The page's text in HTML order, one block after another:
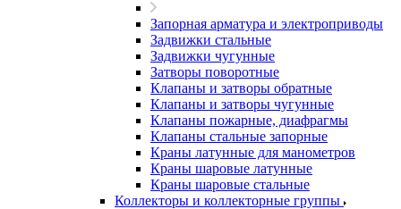
Запорная арматура и электроприводы
Задвижки стальные
Задвижки чугунные
Затворы поворотные
Клапаны и затворы обратные
Клапаны и затворы чугунные
Клапаны пожарные, диафрагмы
Клапаны стальные запорные
Краны латунные для манометров
Краны шаровые латунные
Краны шаровые стальные
Коллекторы и коллекторные группы